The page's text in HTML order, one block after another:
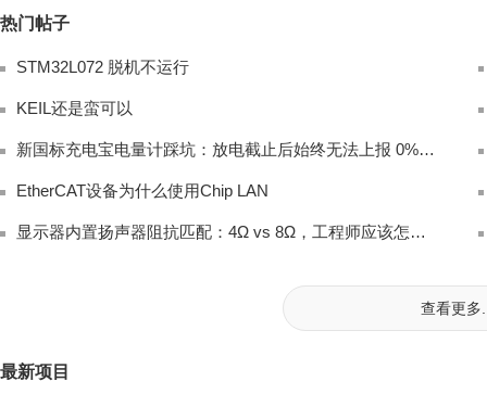
热门帖子
STM32L072 脱机不运行
KEIL还是蛮可以
新国标充电宝电量计踩坑：放电截止后始终无法上报 0% 电量完整排查
EtherCAT设备为什么使用Chip LAN
显示器内置扬声器阻抗匹配：4Ω vs 8Ω，工程师应该怎么选？
查看更多
最新项目